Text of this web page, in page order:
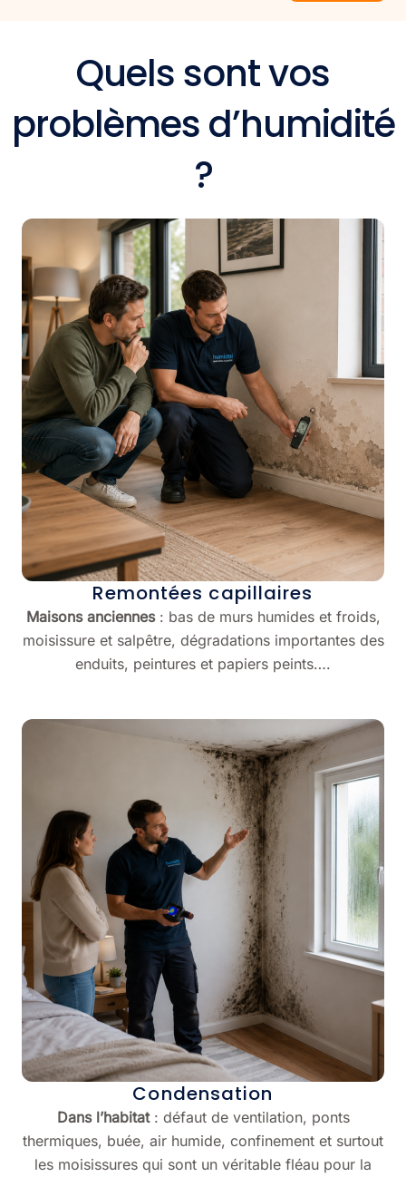
Quels sont vos
problèmes d’humidité
?
Remontées capillaires
Maisons anciennes: bas de murs humides et froids,
moisissure et salpêtre, dégradations importantes des
enduits, peintures et papiers peints….
Condensation
Dans l’habitat: défaut de ventilation, ponts
thermiques, buée, air humide, confinement et surtout
les moisissures qui sont un véritable fléau pour la